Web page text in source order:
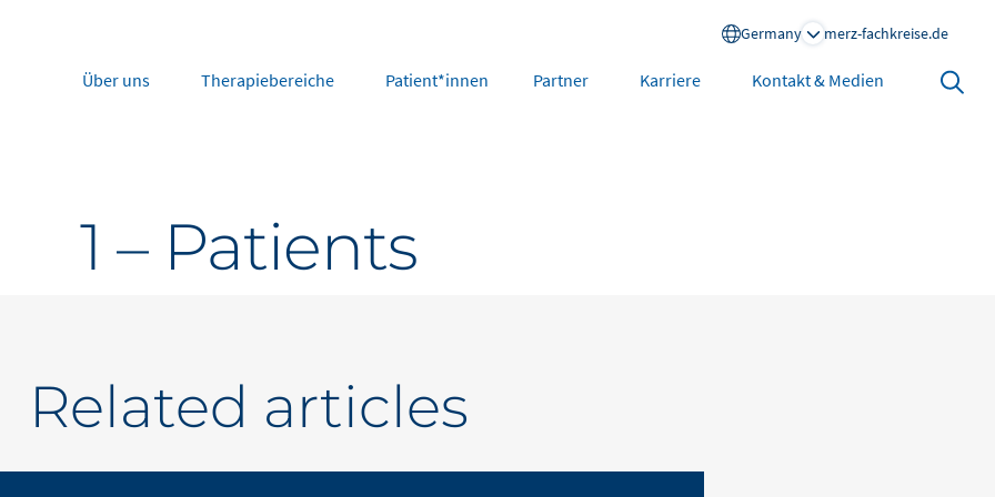
Germany merz-fachkreise.de
Portugal
Nordics
UK and Ireland
Saudi Arabia
Über uns Therapiebereiche Patient*innen Partner Karriere Kontakt & Medien Search
1 – Patients
Related articles